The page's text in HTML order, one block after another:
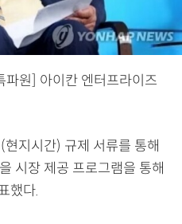
파원] 아이칸 엔터프라이즈
지시간) 규제 서류를 통해
시장 제공 프로그램을 통해
했다.